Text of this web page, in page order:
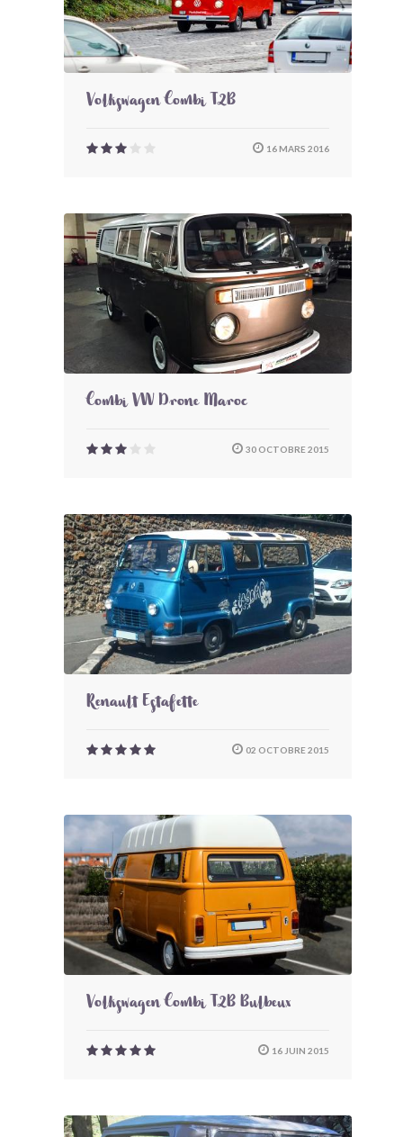
Volkswagen Combi T2B
16 MARS 2016
Combi VW Drone Maroc
30 OCTOBRE 2015
Renault Estafette
02 OCTOBRE 2015
Volkswagen Combi T2B Bulbeux
16 JUIN 2015